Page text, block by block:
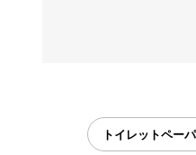
トイレットペー